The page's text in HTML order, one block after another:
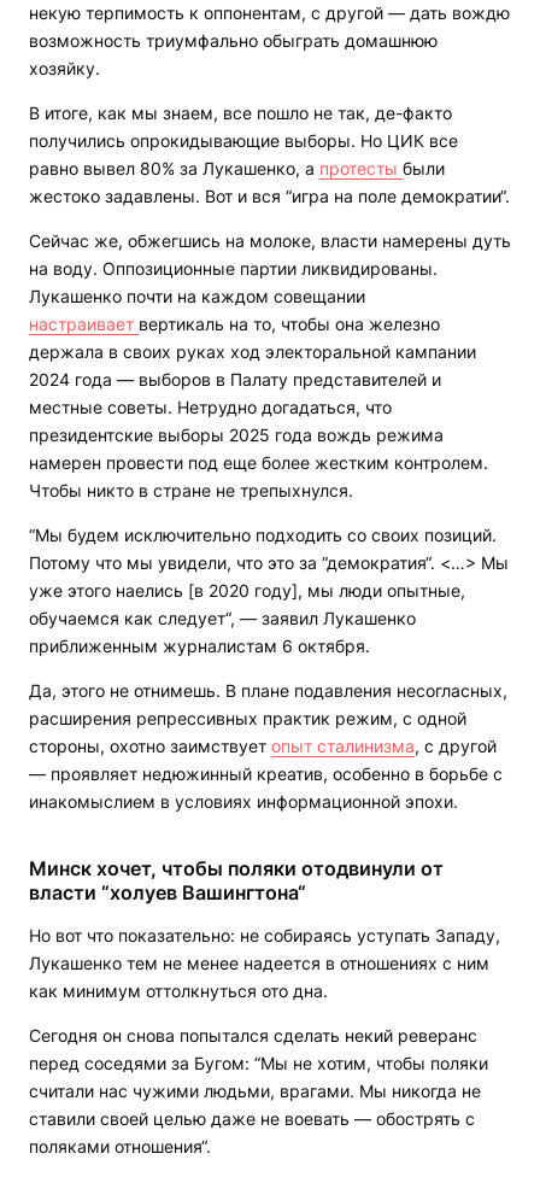
некую терпимость к оппонентам, с другой — дать вождю
возможность триумфально обыграть домашнюю
хозяйку.
В итоге, как мы знаем, все пошло не так, де-факто
получились опрокидывающие выборы. Но ЦИК все
равно вывел 80% за Лукашенко, а протесты были
жестоко задавлены. Вот и вся “игра на поле демократии“.
Сейчас же, обжегшись на молоке, власти намерены дуть
на воду. Оппозиционные партии ликвидированы.
Лукашенко почти на каждом совещании
настраивает вертикаль на то, чтобы она железно
держала в своих руках ход электоральной кампании
2024 года — выборов в Палату представителей и
местные советы. Нетрудно догадаться, что
президентские выборы 2025 года вождь режима
намерен провести под еще более жестким контролем.
Чтобы никто в стране не трепыхнулся.
“Мы будем исключительно подходить со своих позиций.
Потому что мы увидели, что это за “демократия“. <…> Мы
уже этого наелись [в 2020 году], мы люди опытные,
обучаемся как следует“, — заявил Лукашенко
приближенным журналистам 6 октября.
Да, этого не отнимешь. В плане подавления несогласных,
расширения репрессивных практик режим, с одной
стороны, охотно заимствует опыт сталинизма, с другой
— проявляет недюжинный креатив, особенно в борьбе с
инакомыслием в условиях информационной эпохи.
Минск хочет, чтобы поляки отодвинули от
власти “холуев Вашингтона“
Но вот что показательно: не собираясь уступать Западу,
Лукашенко тем не менее надеется в отношениях с ним
как минимум оттолкнуться ото дна.
Сегодня он снова попытался сделать некий реверанс
перед соседями за Бугом: “Мы не хотим, чтобы поляки
считали нас чужими людьми, врагами. Мы никогда не
ставили своей целью даже не воевать — обострять с
поляками отношения“.